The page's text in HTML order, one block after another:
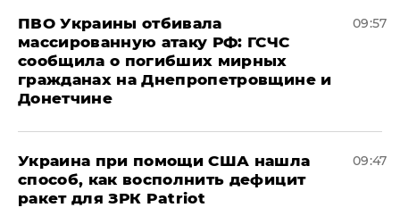
ПВО Украины отбивала
массированную атаку РФ: ГСЧС
сообщила о погибших мирных
гражданах на Днепропетровщине и
Донетчине
09:57
Украина при помощи США нашла
способ, как восполнить дефицит
ракет для ЗРК Patriot
09:47